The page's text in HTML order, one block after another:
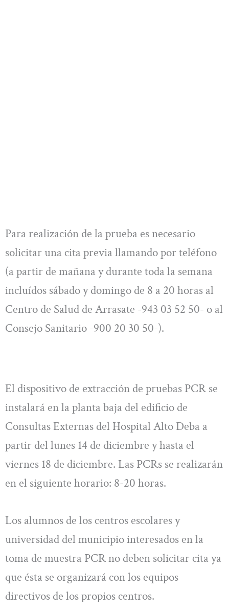
Para realización de la prueba es necesario
solicitar una cita previa llamando por teléfono
(a partir de mañana y durante toda la semana
incluídos sábado y domingo de 8 a 20 horas al
Centro de Salud de Arrasate -943 03 52 50- o al
Consejo Sanitario -900 20 30 50-).
El dispositivo de extracción de pruebas PCR se
instalará en la planta baja del edificio de
Consultas Externas del Hospital Alto Deba a
partir del lunes 14 de diciembre y hasta el
viernes 18 de diciembre. Las PCRs se realizarán
en el siguiente horario: 8-20 horas.
Los alumnos de los centros escolares y
universidad del municipio interesados en la
toma de muestra PCR no deben solicitar cita ya
que ésta se organizará con los equipos
directivos de los propios centros.